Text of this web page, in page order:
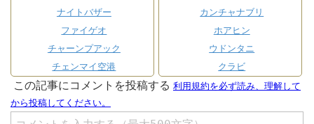
ナイトバザー
ファイゲオ
チャーンプアック
チェンマイ空港
カンチャナブリ
ホアヒン
ウドンタニ
クラビ